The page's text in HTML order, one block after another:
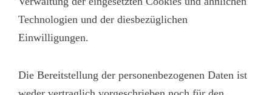
Technologien und der diesbezüglichen
Einwilligungen.
Die Bereitstellung der personenbezogenen Daten ist